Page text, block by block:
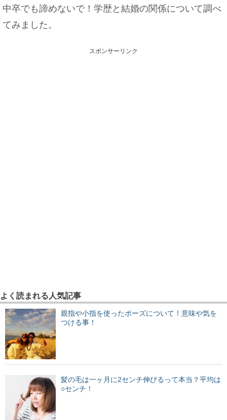
中卒でも諦めないで！学歴と結婚の関係について調べ
てみました。
スポンサーリンク
よく読まれる人気記事
親指や小指を使ったポーズについて！意味や気を
つける事！
髪の毛は一ヶ月に2センチ伸びるって本当？平均は
○センチ！